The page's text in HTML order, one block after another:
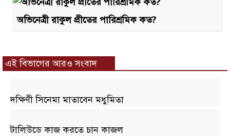
অভিনেত্রী রাকুল প্রীতের পারিশ্রমিক কত?
এই বিভাগের আরও সংবাদ
দক্ষিণী সিনেমা মাতাবেন মধুমিতা
টালিউডে কাজ করতে চান কাজল